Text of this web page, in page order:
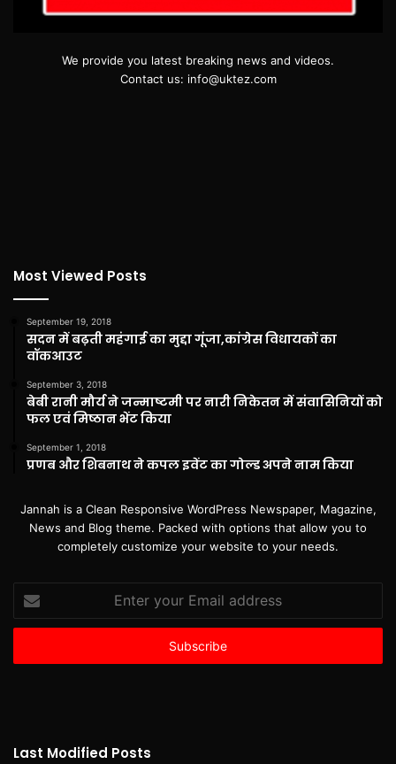
We provide you latest breaking news and videos.
Contact us: info@uktez.com
Most Viewed Posts
September 19, 2018
सदन में बढ़ती महंगाई का मुद्दा गूंजा,कांग्रेस विधायकों का
वॉकआउट
September 3, 2018
बेबी रानी मौर्य ने जन्माष्टमी पर नारी निकेतन में संवासिनियों को
फल एवं मिष्ठान भेंट किया
September 1, 2018
प्रणब और शिबनाथ ने कपल इवेंट का गोल्ड अपने नाम किया
Jannah is a Clean Responsive WordPress Newspaper, Magazine,
News and Blog theme. Packed with options that allow you to
completely customize your website to your needs.
Enter
your
Email
Last Modified Posts